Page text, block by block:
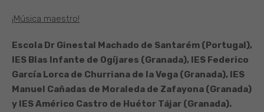
¡Música maestro!
Escola Dr Ginestal Machado de Santarém (Portugal),
IES Blas Infante de Ogíjares (Granada), IES Federico
García Lorca de Churriana de la Vega (Granada), IES
Manuel Cañadas de Moraleda de Zafayona (Granada)
y IES Américo Castro de Huétor Tájar (Granada).